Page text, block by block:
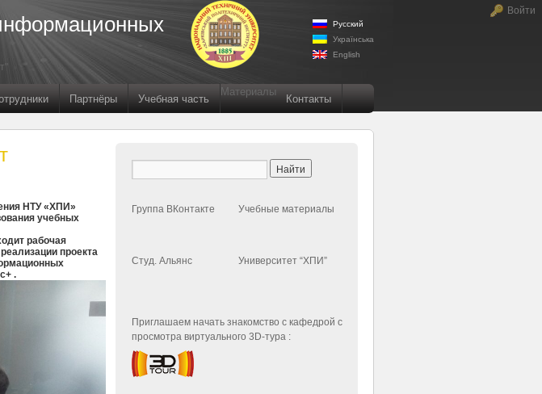
Русский
Українська
English
Партнёры Учебная часть Материалы Контакты
НТУ «ХПИ»
учебных
рабочая
проекта
.
Группа ВКонтакте Учебные материалы
Студ. Альянс Университет “ХПИ”
Приглашаем начать знакомство с кафедрой с
просмотра виртуального 3D-тура :
Войти